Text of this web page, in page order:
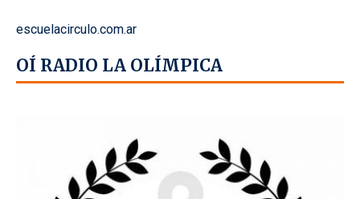
escuelacirculo.com.ar
OÍ RADIO LA OLÍMPICA